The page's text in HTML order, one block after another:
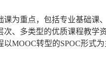
源通过现代信息技术手段
为重点，包括专业基础课
、多类型的优质课程教学